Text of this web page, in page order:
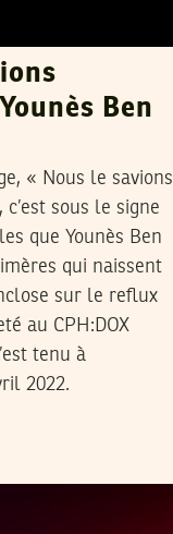
Ben
« Nous le savions
sous le signe
que Younès Ben
qui naissent
sur le reflux
au CPH:DOX
tenu à
2022.